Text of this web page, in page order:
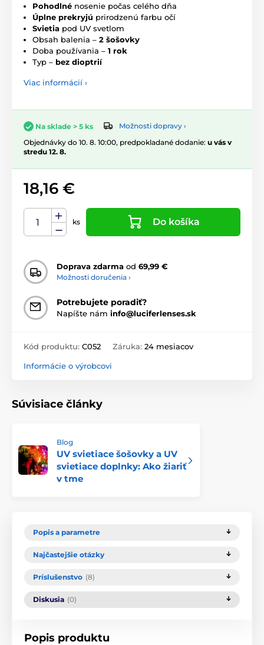
Pohodlné nosenie počas celého dňa
Úplne prekryjú prirodzenú farbu očí
Svietia pod UV svetlom
Obsah balenia – 2 šošovky
Doba používania – 1 rok
Typ – bez dioptrií
Viac informácií ›
Na sklade > 5 ks
Možnosti dopravy ›
Objednávky do 10. 8. 10:00, predpokladané dodanie: u vás v
stredu 12. 8.
18,16 €
ks Do košíka
Doprava zdarma od 69,99 €
Možnosti doručenia ›
Potrebujete poradiť?
Napíšte nám info@luciferlenses.sk
Kód produktu: C052 Záruka: 24 mesiacov
Informácie o výrobcovi
Súvisiace články
Blog
UV svietiace šošovky a UV
svietiace doplnky: Ako žiariť
v tme
Popis a parametre
Najčastejšie otázky
Príslušenstvo (8)
Diskusia (0)
Popis produktu